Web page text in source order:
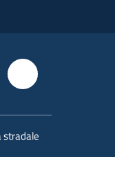
stradale